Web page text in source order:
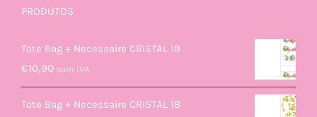
PRODUTOS
Tote Bag + Necessaire CRISTAL 19
€10,90 com IVA
Tote Bag + Necessaire CRISTAL 18